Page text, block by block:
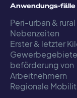
Anwendungs-fälle
Peri-urban & rural
Nebenzeiten
Erster & letzter
beförderung von
Arbeitnehmern
Regionale